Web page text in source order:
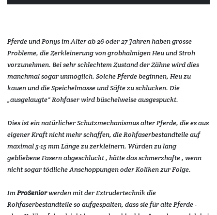
Pferde und Ponys im Alter ab 26 oder 27 Jahren haben grosse
Probleme, die Zerkleinerung von grobhalmigen Heu und Stroh
vorzunehmen. Bei sehr schlechtem Zustand der Zähne wird dies
manchmal sogar unmöglich. Solche Pferde beginnen, Heu zu
kauen und die Speichelmasse und Säfte zu schlucken. Die
„ausgelaugte“ Rohfaser wird büschelweise ausgespuckt.
Dies ist ein natürlicher Schutzmechanismus alter Pferde, die es aus
eigener Kraft nicht mehr schaffen, die Rohfaserbestandteile auf
maximal 5-15 mm Länge zu zerkleinern. Würden zu lang
gebliebene Fasern abgeschluckt , hätte das schmerzhafte , wenn
nicht sogar tödliche Anschoppungen oder Koliken zur Folge.
ImProSeniorwerden mit der Extrudertechnik die
Rohfaserbestandteile so aufgespalten, dass sie für alte Pferde -